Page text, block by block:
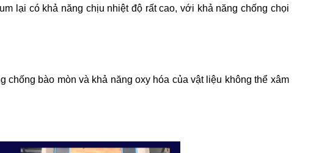
lại có khả năng chịu nhiệt độ rất cao, với khả năng chống chọi
chống bào mòn và khả năng oxy hóa của vật liệu không thể xâm